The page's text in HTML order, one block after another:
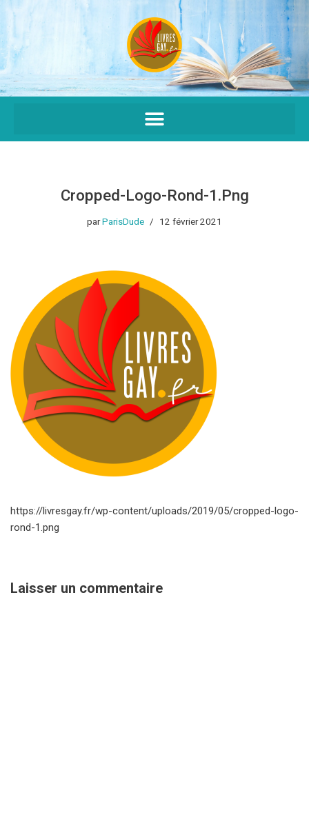
Aller
au
contenu
Cropped-Logo-Rond-1.png
parParisDude 12 février 2021
https://livresgay.fr/wp-content/uploads/2019/05/cropped-logo-
rond-1.png
Laisser un commentaire